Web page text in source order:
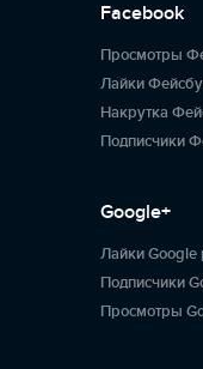
Facebook
Просмотры
Лайки
Накрутка
Подписчики
Google+
Лайки Google
Подписчики
Просмотры